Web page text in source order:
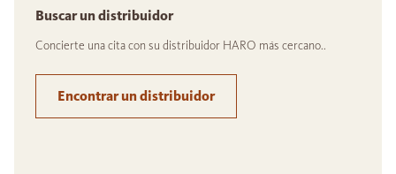
Buscar un distribuidor
Concierte una cita con su distribuidor HARO más cercano..
Encontrar un distribuidor